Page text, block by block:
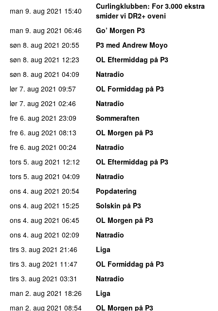
man 9. aug 2021 15:40 Curlingklubben: For 3.000 ekstra
smider vi DR2+ oveni
man 9. aug 2021 06:46
Go’ Morgen P3
søn 8. aug 2021 20:55
P3 med Andrew Moyo
søn 8. aug 2021 12:23
OL Eftermiddag på P3
søn 8. aug 2021 04:09
Natradio
lør 7. aug 2021 09:57
OL Formiddag på P3
lør 7. aug 2021 02:46
Natradio
fre 6. aug 2021 23:09
Sommeraften
fre 6. aug 2021 08:13
OL Morgen på P3
fre 6. aug 2021 00:24
Natradio
tors 5. aug 2021 12:12
OL Eftermiddag på P3
tors 5. aug 2021 04:09
Natradio
ons 4. aug 2021 20:54
Popdatering
ons 4. aug 2021 15:25
Solskin på P3
ons 4. aug 2021 06:45
OL Morgen på P3
ons 4. aug 2021 02:09
Natradio
tirs 3. aug 2021 21:46
Liga
tirs 3. aug 2021 11:47
OL Formiddag på P3
tirs 3. aug 2021 03:31
Natradio
man 2. aug 2021 18:26
Liga
man 2. aug 2021 08:54
OL Morgen på P3